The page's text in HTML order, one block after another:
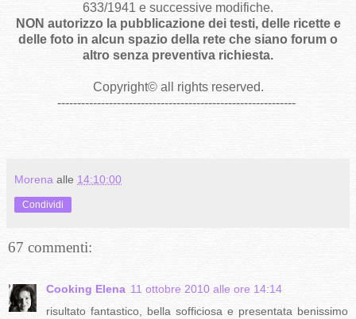
633/1941 e successive modifiche.
NON autorizzo la pubblicazione dei testi, delle ricette e
delle foto in alcun spazio della rete che siano forum o
altro senza preventiva richiesta.
Copyright© all rights reserved.
------------------------------------------------------------
Morena alle 14:10:00
Condividi
67 commenti:
Cooking Elena 11 ottobre 2010 alle ore 14:14
risultato fantastico, bella sofficiosa e presentata benissimo